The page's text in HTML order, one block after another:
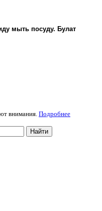
мыть посуду. Булат
внимания. Подробнее
Найти